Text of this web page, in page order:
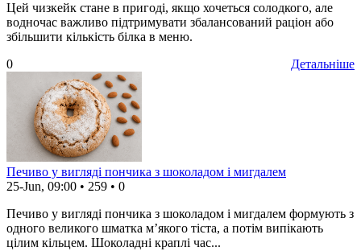
Цей чизкейк стане в пригоді, якщо хочеться солодкого, але
водночас важливо підтримувати збалансований раціон або
збільшити кількість білка в меню.
Детальніше
0
Печиво у вигляді пончика з шоколадом і мигдалем
25-Jun, 09:00 • 259 • 0
Печиво у вигляді пончика з шоколадом і мигдалем формують з
одного великого шматка м’якого тіста, а потім випікають
цілим кільцем. Шоколадні краплі час...